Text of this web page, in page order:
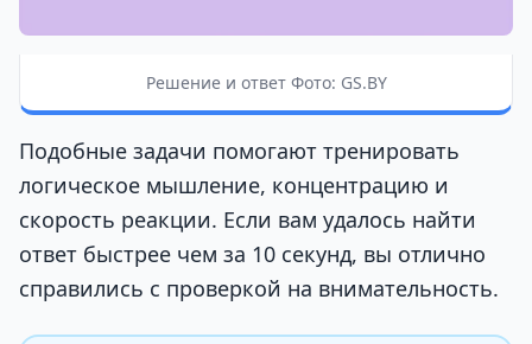
Решение и ответ Фото: GS.BY
Подобные задачи помогают тренировать
логическое мышление, концентрацию и
скорость реакции. Если вам удалось найти
ответ быстрее чем за 10 секунд, вы отлично
справились с проверкой на внимательность.